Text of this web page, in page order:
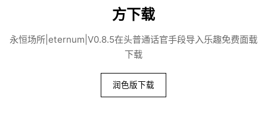
方下载
永恒场所|eternum|V0.8.5在头普通话官手段导入乐趣免费面载
下载
润色版下载